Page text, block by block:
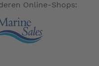
sehr belastbar.
die Seitenwand und in
Online-Shops: